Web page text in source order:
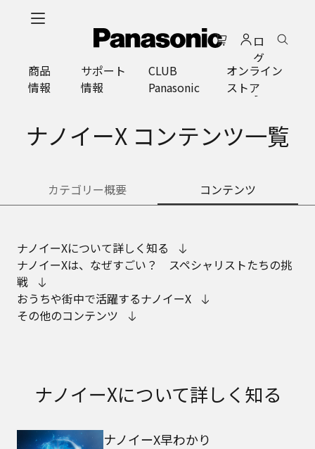
プ
ロ
グ
イ
ン
商品
情報
サポート
情報
CLUB
Panasonic
オンライン
ストア
ナノイーX コンテンツ一覧
カテゴリー概要 コンテンツ
ナノイーXについて詳しく知る
ナノイーXは、なぜすごい？ スペシャリストたちの挑
戦
おうちや街中で活躍するナノイーX
その他のコンテンツ
ナノイーXについて詳しく知る
ナノイーX早わかり